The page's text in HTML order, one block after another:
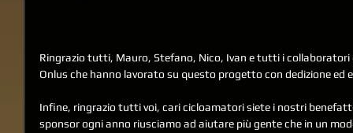
Ringrazio tutti, Mauro, Stefano, Nico, Ivan e tutti i collaboratori
Onlus che hanno lavorato su questo progetto con dedizione ed
Infine, ringrazio tutti voi, cari cicloamatori siete i nostri
sponsor ogni anno riusciamo ad aiutare più gente che in un